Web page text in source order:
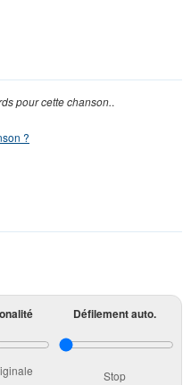
pour cette chanson..
?
Défilement auto.
Stop